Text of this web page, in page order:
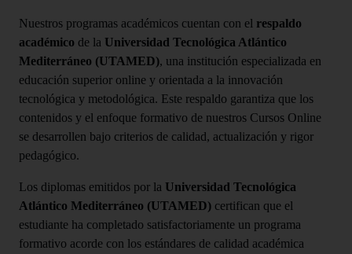
Nuestros programas académicos cuentan con el respaldo
académico de la Universidad Tecnológica Atlántico
Mediterráneo (UTAMED), una institución especializada en
educación superior online y orientada a la innovación
tecnológica y metodológica. Este respaldo garantiza que los
contenidos y el enfoque formativo de nuestros Cursos Online
se desarrollen bajo criterios de calidad, actualización y rigor
pedagógico.
Los diplomas emitidos por la Universidad Tecnológica
Atlántico Mediterráneo (UTAMED) certifican que el
estudiante ha completado satisfactoriamente un programa
formativo acorde con los estándares de calidad académica